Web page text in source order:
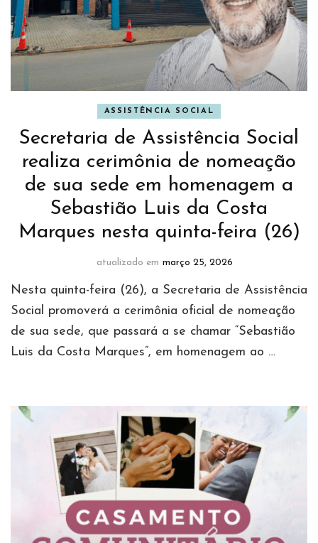
ASSISTÊNCIA SOCIAL
Secretaria de Assistência Social
realiza cerimônia de nomeação
de sua sede em homenagem a
Sebastião Luis da Costa
Marques nesta quinta-feira (26)
atualizado em março 25, 2026
Nesta quinta-feira (26), a Secretaria de Assistência
Social promoverá a cerimônia oficial de nomeação
de sua sede, que passará a se chamar “Sebastião
Luis da Costa Marques”, em homenagem ao …